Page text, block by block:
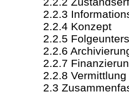
2.2.3
2.2.4 Konzept
2.2.5
2.2.6
2.2.7
2.2.8 Vermittlung
2.3